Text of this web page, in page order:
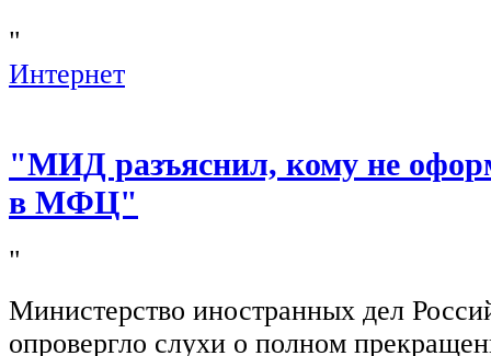
"
Интернет
"МИД разъяснил, кому не
в МФЦ"
"
Министерство иностранных дел
опровергло слухи о полном